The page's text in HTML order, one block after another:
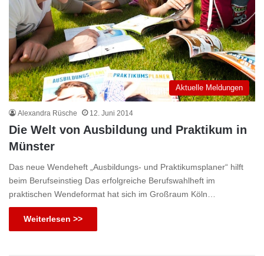
Aktuelle Meldungen
Alexandra Rüsche 12. Juni 2014
Die Welt von Ausbildung und Praktikum in
Münster
Das neue Wendeheft „Ausbildungs- und Praktikumsplaner“ hilft
beim Berufseinstieg Das erfolgreiche Berufswahlheft im
praktischen Wendeformat hat sich im Großraum Köln…
Weiterlesen >>